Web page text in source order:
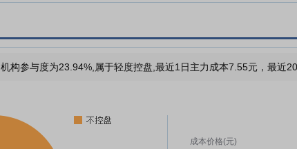
机构参与度为23.94%,属于轻度控盘,最近1日主力成本7.55元，最近